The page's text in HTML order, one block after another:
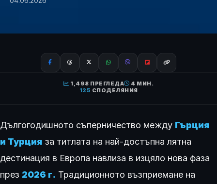
1,498 ПРЕГЛЕДА
4 МИН.
125 СПОДЕЛЯНИЯ
Дългогодишното съперничество между Гърция
и Турция за титлата на най-достъпна лятна
дестинация в Европа навлиза в изцяло нова фаза
през 2026 г. Традиционното възприемане на